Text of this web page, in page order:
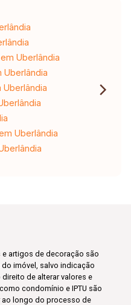
Uberlândia
Uberlândia
Uberlândia
Uberlândia
artigos de decoração são
imóvel, salvo indicação
de alterar valores e
condomínio e IPTU são
ao longo do processo de